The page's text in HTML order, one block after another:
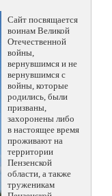
Сайт посвящается
воинам Великой
Отечественной
войны,
вернувшимся и не
вернувшимся с
войны, которые
родились, были
призваны,
захоронены либо
в настоящее время
проживают на
территории
Пензенской
области, а также
труженикам